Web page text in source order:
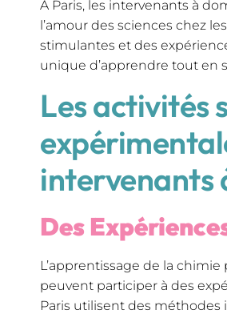
À Paris, les intervenants à
l’amour des sciences chez
stimulantes et des
unique d’apprendre tout en
Les activités
intervenants
Des
L’apprentissage de la
peuvent participer à des
Paris utilisent des méthodes